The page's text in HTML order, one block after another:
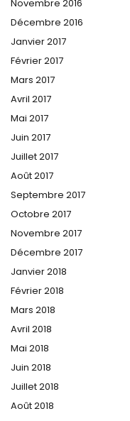
Novembre 2016
Décembre 2016
Janvier 2017
Février 2017
Mars 2017
Avril 2017
Mai 2017
Juin 2017
Juillet 2017
Août 2017
Septembre 2017
Octobre 2017
Novembre 2017
Décembre 2017
Janvier 2018
Février 2018
Mars 2018
Avril 2018
Mai 2018
Juin 2018
Juillet 2018
Août 2018